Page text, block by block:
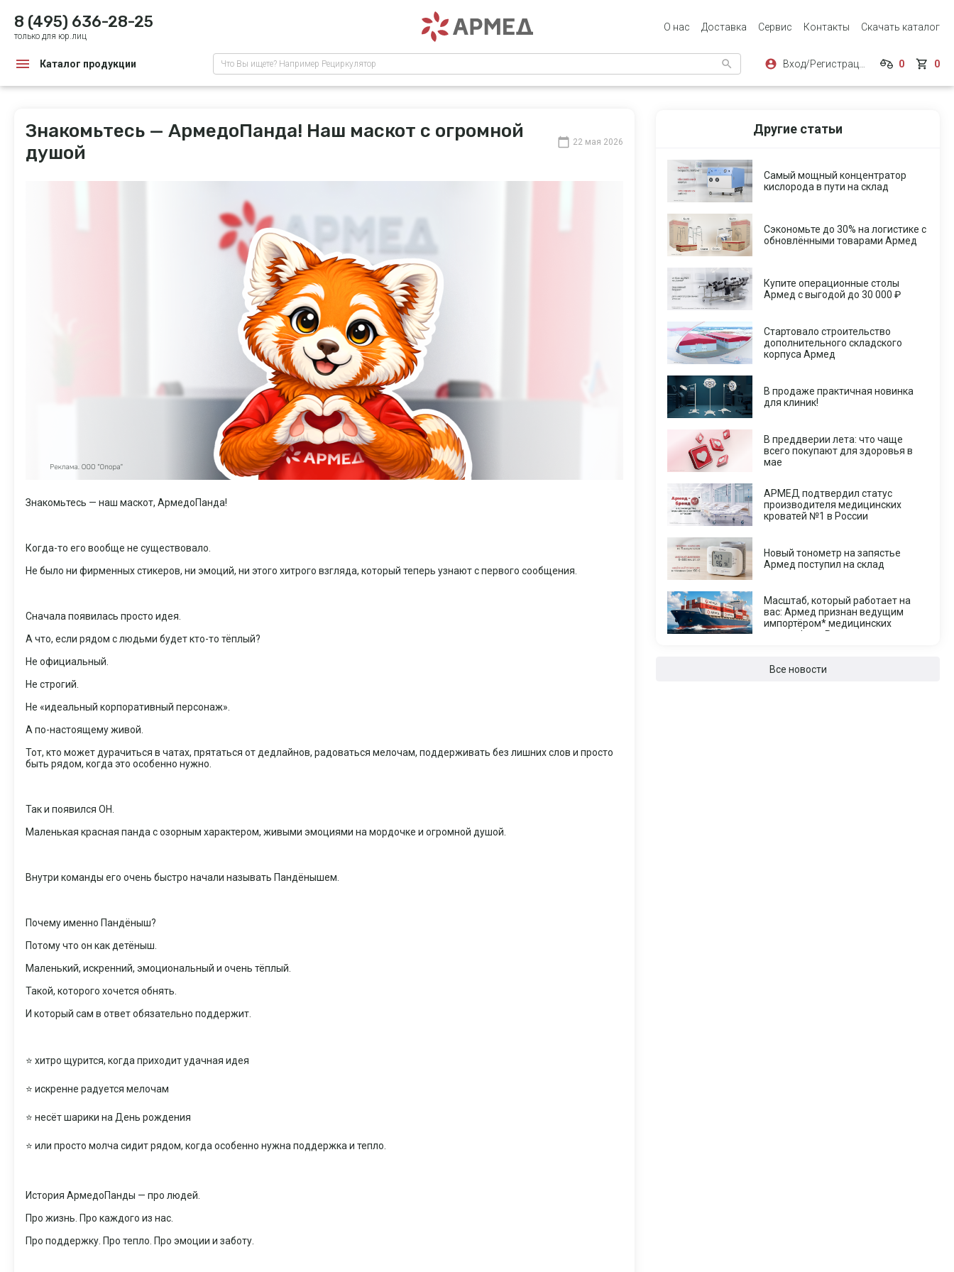
8 (495) 636-28-25
только для юр.лиц
О нас Доставка Сервис Контакты Скачать каталог
Каталог продукции Что Вы ищете? Например Рециркулятор 0 0
Знакомьтесь — АрмедоПанда! Наш маскот с огромной
душой
22 мая 2026
Знакомьтесь — наш маскот, АрмедоПанда!
Когда-то его вообще не существовало.
Не было ни фирменных стикеров, ни эмоций, ни этого хитрого взгляда, который теперь узнают с первого сообщения.
Сначала появилась просто идея.
А что, если рядом с людьми будет кто-то тёплый?
Не официальный.
Не строгий.
Не «идеальный корпоративный персонаж».
А по-настоящему живой.
Тот, кто может дурачиться в чатах, прятаться от дедлайнов, радоваться мелочам, поддерживать без лишних слов и просто
быть рядом, когда это особенно нужно.
Так и появился ОН.
Маленькая красная панда с озорным характером, живыми эмоциями на мордочке и огромной душой.
Внутри команды его очень быстро начали называть Пандёнышем.
Почему именно Пандёныш?
Потому что он как детёныш.
Маленький, искренний, эмоциональный и очень тёплый.
Такой, которого хочется обнять.
И который сам в ответ обязательно поддержит.
⭐ хитро щурится, когда приходит удачная идея
⭐ искренне радуется мелочам
⭐ несёт шарики на День рождения
⭐ или просто молча сидит рядом, когда особенно нужна поддержка и тепло.
История АрмедоПанды — про людей.
Про жизнь. Про каждого из нас.
Про поддержку. Про тепло. Про эмоции и заботу.
Другие статьи
Самый мощный концентратор
кислорода в пути на склад
Сэкономьте до 30% на логистике с
обновлёнными товарами Армед
Купите операционные столы
Армед с выгодой до 30 000 ₽
Стартовало строительство
дополнительного складского
корпуса Армед
В продаже практичная новинка
для клиник!
В преддверии лета: что чаще
всего покупают для здоровья в
мае
АРМЕД подтвердил статус
производителя медицинских
кроватей №1 в России
Новый тонометр на запястье
Армед поступил на склад
Масштаб, который работает на
вас: Армед признан ведущим
импортёром* медицинских
центрифуг в России
Все новости